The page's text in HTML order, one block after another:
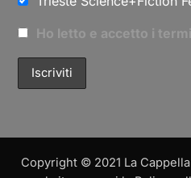
Ho letto e accetto i
Copyright © 2021 La